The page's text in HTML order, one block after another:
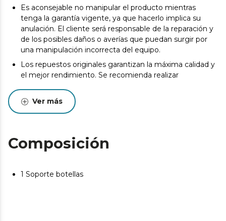
Es aconsejable no manipular el producto mientras
tenga la garantía vigente, ya que hacerlo implica su
anulación. El cliente será responsable de la reparación y
de los posibles daños o averías que puedan surgir por
una manipulación incorrecta del equipo.
Los repuestos originales garantizan la máxima calidad y
el mejor rendimiento. Se recomienda realizar
Ver más
Composición
1 Soporte botellas